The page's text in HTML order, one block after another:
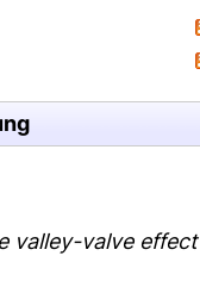
valley-valve